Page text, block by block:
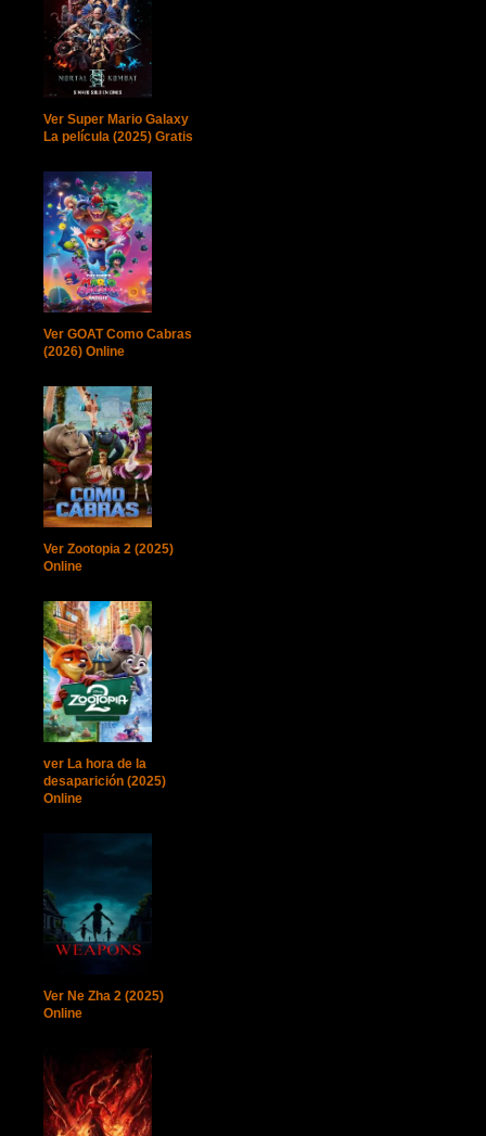
Ver Super Mario Galaxy
La película (2025) Gratis
Ver GOAT Como Cabras
(2026) Online
Ver Zootopia 2 (2025)
Online
ver La hora de la
desaparición (2025)
Online
Ver Ne Zha 2 (2025)
Online